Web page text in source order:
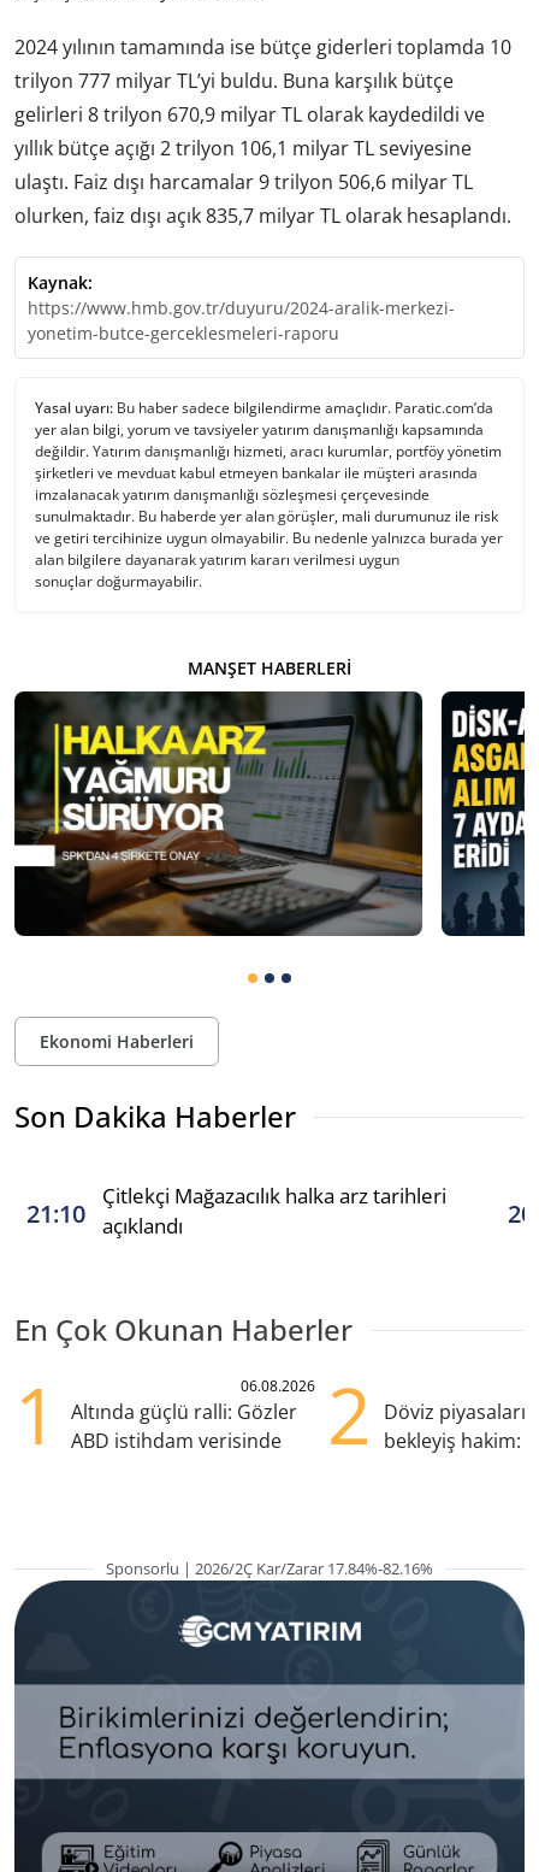
2024 yılının tamamında ise bütçe giderleri toplamda 10
trilyon 777 milyar TL’yi buldu. Buna karşılık bütçe
gelirleri 8 trilyon 670,9 milyar TL olarak kaydedildi ve
yıllık bütçe açığı 2 trilyon 106,1 milyar TL seviyesine
ulaştı. Faiz dışı harcamalar 9 trilyon 506,6 milyar TL
olurken, faiz dışı açık 835,7 milyar TL olarak hesaplandı.
Kaynak:
https://www.hmb.gov.tr/duyuru/2024-aralik-merkezi-
yonetim-butce-gerceklesmeleri-raporu
Yasal uyarı: Bu haber sadece bilgilendirme amaçlıdır. Paratic.com’da
yer alan bilgi, yorum ve tavsiyeler yatırım danışmanlığı kapsamında
değildir. Yatırım danışmanlığı hizmeti, aracı kurumlar, portföy yönetim
şirketleri ve mevduat kabul etmeyen bankalar ile müşteri arasında
imzalanacak yatırım danışmanlığı sözleşmesi çerçevesinde
sunulmaktadır. Bu haberde yer alan görüşler, mali durumunuz ile risk
ve getiri tercihinize uygun olmayabilir. Bu nedenle yalnızca burada yer
alan bilgilere dayanarak yatırım kararı verilmesi uygun
sonuçlar doğurmayabilir.
MANŞET HABERLERI
Ekonomi Haberleri
Son Dakika Haberler
21:10
Çitlekçi Mağazacılık halka arz tarihleri
açıklandı
En Çok Okunan Haberler
1 06.08.2026
Altında güçlü ralli: Gözler
ABD istihdam verisinde
2
Döviz
bekleyiş hakim:
Sponsorlu | 2026/2Ç Kar/Zarar 17.84%-82.16%